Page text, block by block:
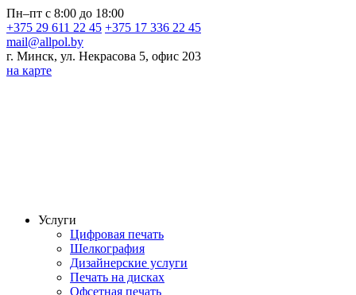
Пн–пт с 8:00 до 18:00
+375 29 611 22 45 +375 17 336 22 45
mail@allpol.by
г. Минск, ул. Некрасова 5, офис 203
на карте
Услуги
Цифровая печать
Шелкография
Дизайнерские услуги
Печать на дисках
Офсетная печать